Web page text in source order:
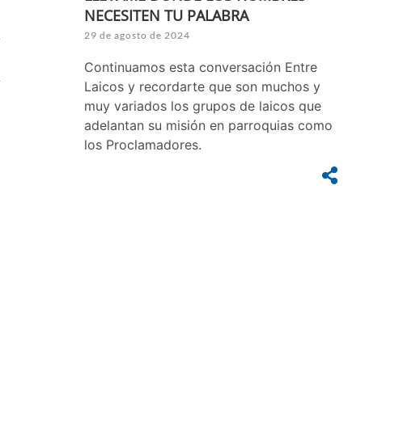
NECESITEN TU PALABRA
29 de agosto de 2024
Continuamos esta conversación Entre
Laicos y recordarte que son muchos y
muy variados los grupos de laicos que
adelantan su misión en parroquias como
los Proclamadores.